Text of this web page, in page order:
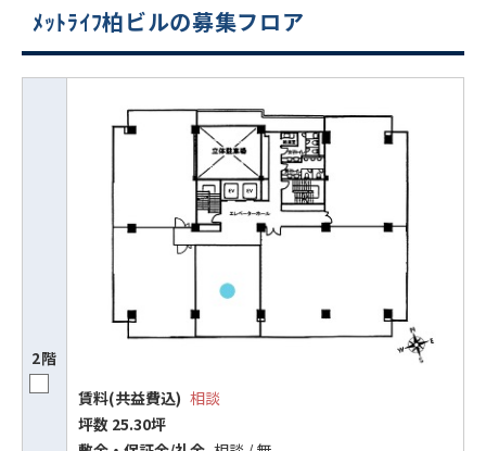
ﾒｯﾄﾗｲﾌ柏ビルの募集フロア
2階
賃料(共益費込) 相談
坪数 25.30坪